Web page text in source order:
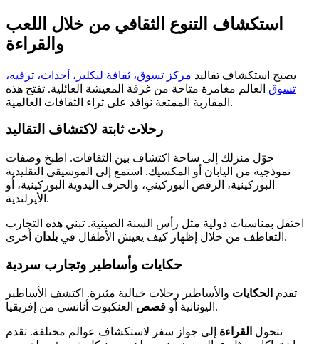
استكشاف التنوع الثقافي من خلال اللعب
والقراءة
يصبح استكشاف تقاليد مركز تسوق، ثقافة ليكلير، أحداث، ترفيه،
تسوق العالم مغامرة متاحة من غرفة المعيشة العائلية. تفتح هذه
المقاربة الممتعة نوافذ على ثراء الثقافات العالمية.
رحلات ثابتة لاكتشاف التقاليد
حوّل منزلك إلى ساحة اكتشاف بين الثقافات. اطبخ وصفات
نموذجية من اليابان أو المكسيك. استمع إلى الموسيقى التقليدية
البوركينية، الرقص البوركيني، والحرف اليدوية البوركينية، أو
الأيرلندية.
احتفل بمناسبات دولية مثل رأس السنة الصينية. تبني هذه التجارب
التعاطف من خلال إظهار كيف يعيش الأطفال في بلدان أخرى.
حكايات وأساطير وتجارب سردية
تقدم الحكايات والأساطير رحلات خيالية مثيرة. اكتشف الأساطير
اليونانية أو قصص العنكبوت أنانسي من إفريقيا.
تتحول القراءة إلى جواز سفر لاستكشاف عوالم مختلفة. تقدم